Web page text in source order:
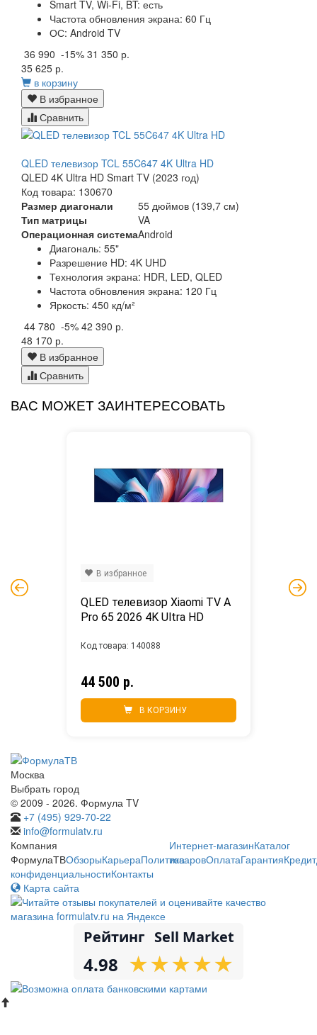
Smart TV, Wi-Fi, BT: есть
Частота обновления экрана: 60 Гц
ОС: Android TV
36 990 -15% 31 350 р.
35 625 р.
в корзину
В избранное
Сравнить
QLED телевизор TCL 55C647 4K Ultra HD
QLED 4K Ultra HD Smart TV (2023 год)
Код товара: 130670
Размер диагонали
55 дюймов (139,7 см)
Тип матрицы
VA
Операционная системаAndroid
Диагональ: 55"
Разрешение HD: 4K UHD
Технология экрана: HDR, LED, QLED
Частота обновления экрана: 120 Гц
Яркость: 450 кд/м²
44 780 -5% 42 390 р.
48 170 р.
В избранное
Сравнить
ВАС МОЖЕТ ЗАИНТЕРЕСОВАТЬ
QLED телевизор Xiaomi TV A
Pro 65 2026 4K Ultra HD
44 500 р.
В КОРЗИНУ
Код товара: 140088
В избранное
Москва
Выбрать город
© 2009 - 2026. Формула TV
+7 (495) 929-70-22
info@formulatv.ru
Компания
ФормулаТВОбзорыКарьераПолитика
конфиденциальностиКонтакты
Интернет-магазинКаталог
товаровОплатаГарантияКредит
Карта сайта
Рейтинг Sell Market
4.98 ★
★★
★★
★★
★★
★